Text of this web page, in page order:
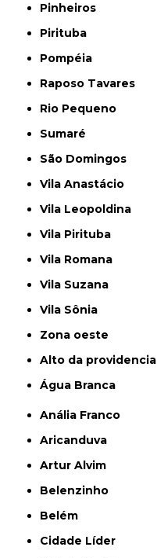
Pinheiros
Pirituba
Pompéia
Raposo Tavares
Rio Pequeno
Sumaré
São Domingos
Vila Anastácio
Vila Leopoldina
Vila Pirituba
Vila Romana
Vila Suzana
Vila Sônia
Zona oeste
alto da providencia
Água Branca
Anália Franco
Aricanduva
Artur Alvim
Belenzinho
Belém
Cidade Líder